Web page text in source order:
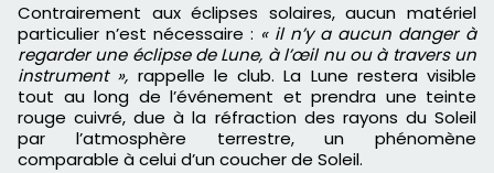
Contrairement aux éclipses solaires, aucun matériel
particulier n’est nécessaire : « il n’y a aucun danger à
regarder une éclipse de Lune, à l’œil nu ou à travers un
instrument », rappelle le club. La Lune restera visible
tout au long de l’événement et prendra une teinte
rouge cuivré, due à la réfraction des rayons du Soleil
par l’atmosphère terrestre, un phénomène
comparable à celui d’un coucher de Soleil.